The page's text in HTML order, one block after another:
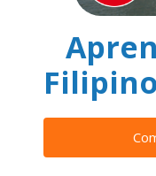
Filipino